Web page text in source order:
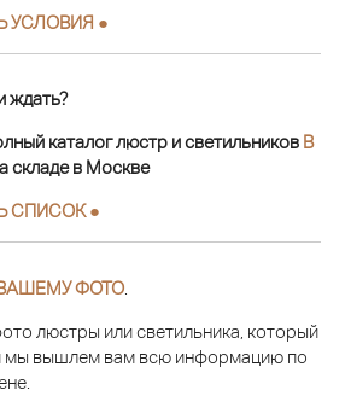
УСЛОВИЯ ●
ждать?
каталог люстр и светильников В
складе в Москве
СПИСОК ●
ФОТО
люстры или светильника, который
мы вышлем вам всю информацию по